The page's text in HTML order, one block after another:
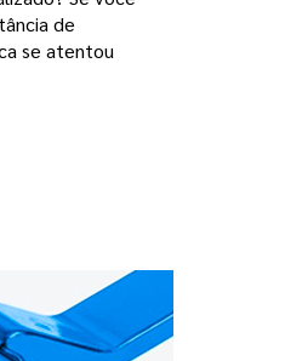
de
se atentou